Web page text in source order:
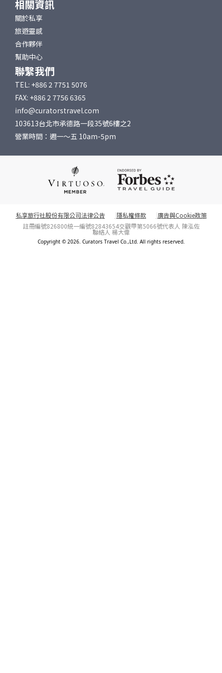
相關資訊
關於私享
旅遊靈感
合作夥伴
幫助中心
聯繫我們
TEL: +886 2 7751 5076
FAX: +886 2 7756 6365
info@curatorstravel.com
103613台北市承德路一段35號6樓之2
營業時間：週一～五 10am-5pm
私享旅行社股份有限公司法律公告 隱私權條款
廣告與Cookie政策
註冊編號826800統一編號82843654交觀甲第5066號代表人 陳泓佐
聯絡人 楊大偉
Copyright © 2026. Curators Travel Co.,Ltd. All rights reserved.